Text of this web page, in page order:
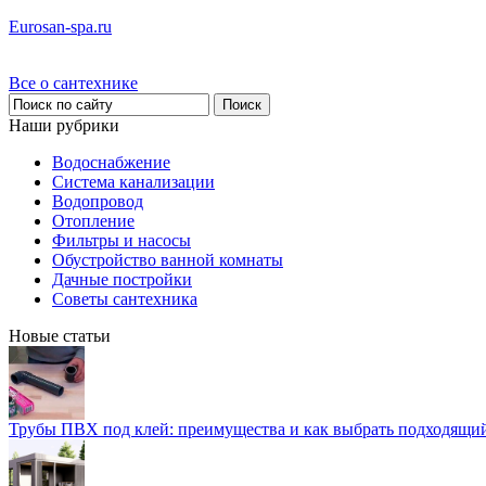
Eurosan-spa.ru
Все о сантехнике
Наши рубрики
Водоснабжение
Система канализации
Водопровод
Отопление
Фильтры и насосы
Обустройство ванной комнаты
Дачные постройки
Советы сантехника
Новые статьи
Трубы ПВХ под клей: преимущества и как выбрать